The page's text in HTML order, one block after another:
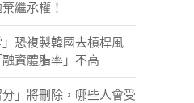
繼承權！
恐複製韓國去槓桿風
資體脂率」不高
分」將刪除，哪些人會受